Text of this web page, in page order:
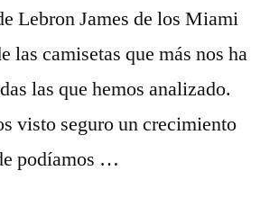
Lebron James de los Miami
las camisetas que más nos ha
las que hemos analizado.
visto seguro un crecimiento
podíamos …